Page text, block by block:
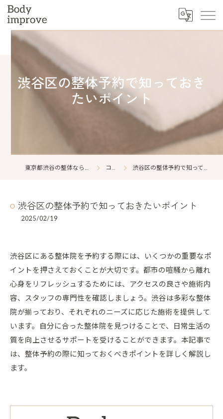
渋谷区の整体予約で知っておき
たいポイント
東京都渋谷の整体ならBody improve コラム 渋谷区の整体予約で知っておきたいポイント
渋谷区の整体予約で知っておきたいポイント
2025/02/19
渋谷区にある整体院を予約する際には、いくつかの重要なポ
イントを押さえておくことが大切です。都市の喧騒から離れ
心身をリフレッシュするためには、アクセスの良さや施術内
容、スタッフの専門性を確認しましょう。渋谷は多彩な整体
院が揃っており、それぞれのニーズに応じた施術を提供して
います。自分に合った整体院を見つけることで、日常生活の
質を向上させるサポートを受けることができます。本記事で
は、整体予約の際に知っておくべきポイントを詳しく解説し
ます。